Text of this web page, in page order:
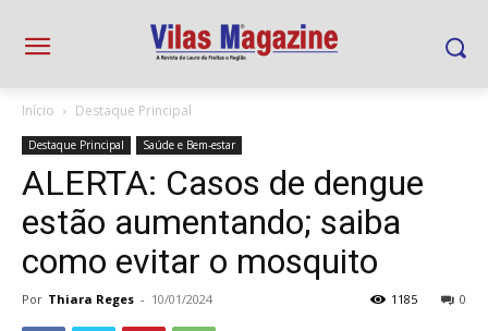
Início Destaque Principal
Destaque Principal Saúde e Bem-estar
ALERTA: Casos de dengue
estão aumentando; saiba
como evitar o mosquito
Por Thiara Reges - 10/01/2024 0
1185